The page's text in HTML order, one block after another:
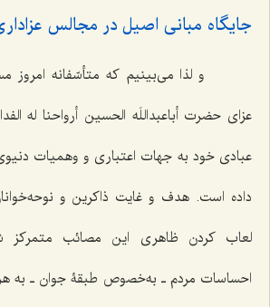
جایگاه مبانی اصیل در مجالس
و لذا می‌بینیم که متأسّفانه امروز
عزای حضرت أباعبداللَه الحسین أرواحنا له
عبادی خود به جهات اعتباری و وهمیات
داده است. هدف و غایت ذاکرین و
لعاب کردن ظاهری این مصائب متمرکز
احساسات مردم ـ به‌خصوص طبقۀ جوان ـ به